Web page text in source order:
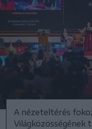
A nézeteltérés
Világközösségének